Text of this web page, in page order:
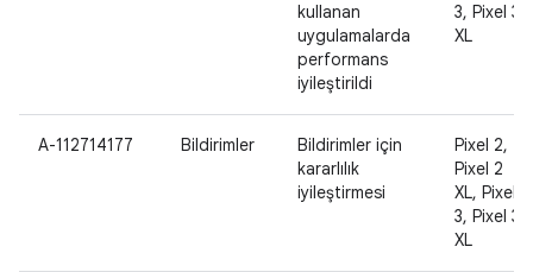
kullanan
uygulamalarda
performans
iyileştirildi
3, Pixel 3
XL
A-112714177 Bildirimler
Bildirimler için
kararlılık
iyileştirmesi
Pixel 2,
Pixel 2
XL, Pixel
3, Pixel 3
XL